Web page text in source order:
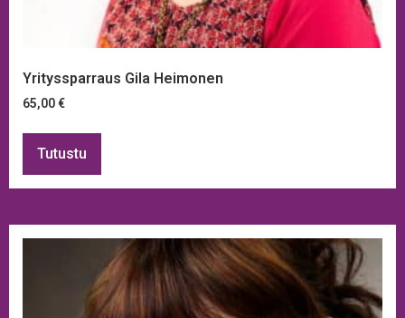
Yrityssparraus Gila Heimonen
65,00€
Tutustu